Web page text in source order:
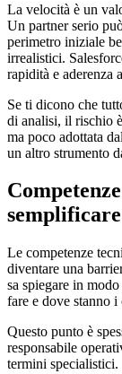
La velocità è un
Un partner serio
perimetro iniziale
irrealistici.
rapidità e aderenza
Se ti dicono che
di analisi, il rischio
ma poco adottata
un altro strumento
semplificare
Le competenze
diventare una
sa spiegare in
fare e dove stanno i
Questo punto è
responsabile
termini specialistici.